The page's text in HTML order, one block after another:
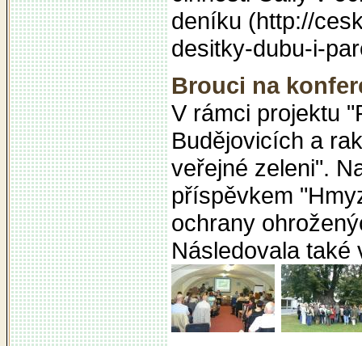
deníku (http://
desitky-dubu-i-
Brouci na
V rámci projektu
Budějovicích a
veřejné zeleni".
příspěvkem
ochrany
Následovala